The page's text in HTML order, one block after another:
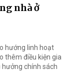
nhà ở
hướng linh hoạt
thêm điều kiện gia
chính sách